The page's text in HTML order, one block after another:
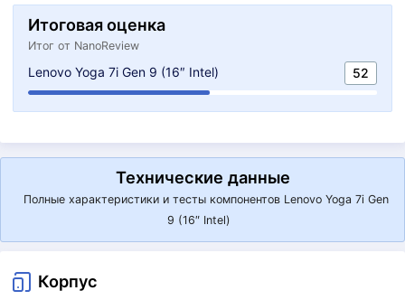
Итоговая оценка
Итог от NanoReview
Lenovo Yoga 7i Gen 9 (16″ Intel) 52
Технические данные
Полные характеристики и тесты компонентов Lenovo Yoga 7i Gen
9 (16″ Intel)
Корпус